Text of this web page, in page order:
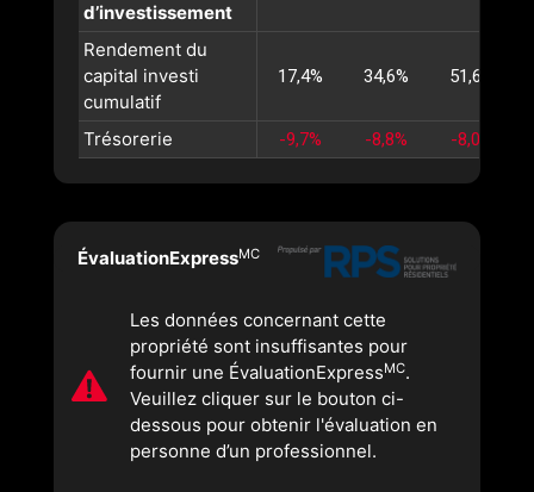
d’investissement
Rendement du
capital investi
cumulatif
17,4% 34,6% 51,6%
Trésorerie -9,7% -8,8% -8,0%
ÉvaluationExpressMC
Les données concernant cette
propriété sont insuffisantes pour
fournir une ÉvaluationExpressMC.
Veuillez cliquer sur le bouton ci-
dessous pour obtenir l'évaluation en
personne d’un professionnel.